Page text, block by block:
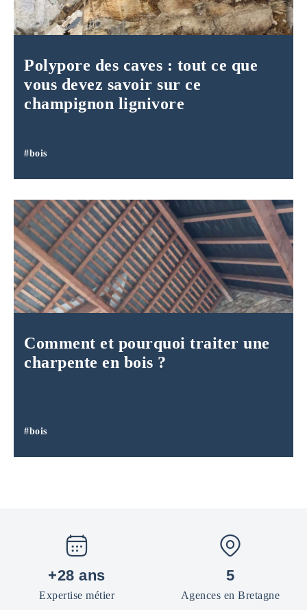
Polypore des caves : tout ce que
vous devez savoir sur ce
champignon lignivore
#bois
Comment et pourquoi traiter une
charpente en bois ?
#bois
+28 ans
Expertise métier
5
Agences en Bretagne